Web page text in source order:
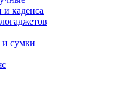
и каденса
и сумки